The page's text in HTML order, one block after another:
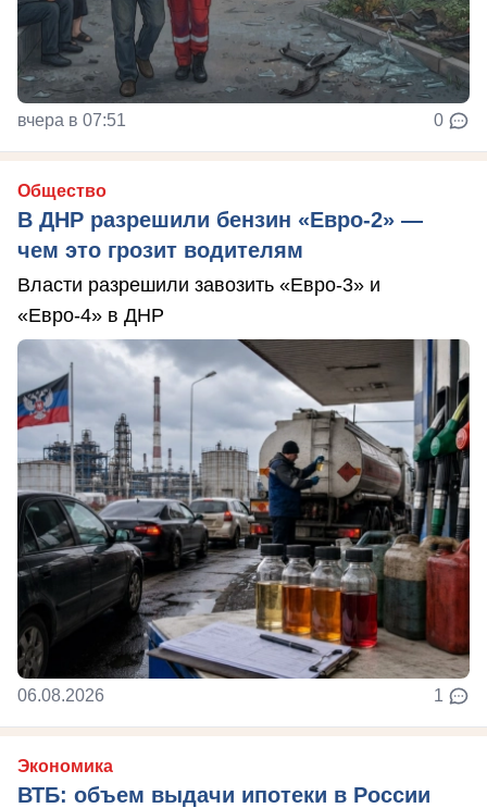
вчера в 07:51 0
Общество
В ДНР разрешили бензин «Евро-2» —
чем это грозит водителям
Власти разрешили завозить «Евро-3» и
«Евро-4» в ДНР
06.08.2026 1
Экономика
ВТБ: объем выдачи ипотеки в России